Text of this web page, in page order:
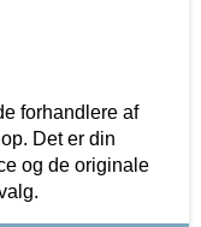
forhandlere af
Det er din
og de originale